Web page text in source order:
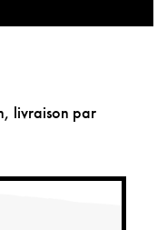
livraison par